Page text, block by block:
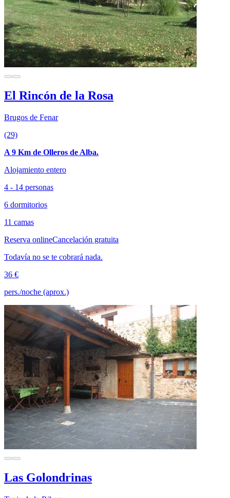
El Rincón de la Rosa
Brugos de Fenar
(29)
A 9 Km de Olleros de Alba.
Alojamiento entero
4 - 14 personas
6 dormitorios
11 camas
Reserva onlineCancelación gratuita
Todavía no se te cobrará nada.
36 €
pers./noche (aprox.)
Las Golondrinas